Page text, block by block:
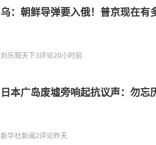
乌：朝鲜导弹要入俄！普京现在有
刘乐观天下3评论20小时前
日本广岛废墟旁响起抗议声：勿
新华社新闻2评论昨天